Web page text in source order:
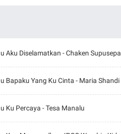
Aku Diselamatkan - Chaken Supusepa
Bapaku Yang Ku Cinta - Maria Shandi
Ku Percaya - Tesa Manalu